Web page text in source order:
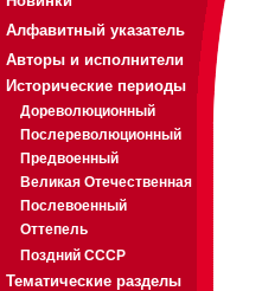
Алфавитный указатель
Авторы и исполнители
Исторические периоды
Дореволюционный
Послереволюционный
Предвоенный
Великая Отечественная
Послевоенный
Оттепель
Поздний СССР
Тематические разделы